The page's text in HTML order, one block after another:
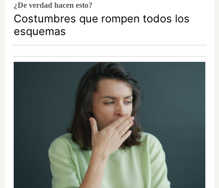
¿De verdad hacen esto?
Costumbres que rompen todos los
esquemas